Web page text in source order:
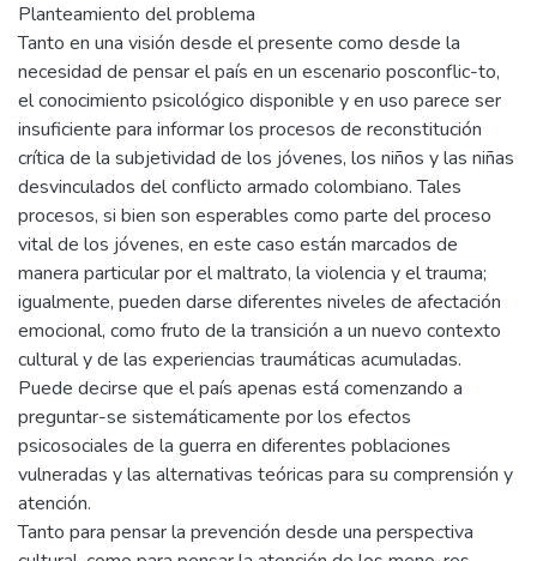
Planteamiento del problema
Tanto en una visión desde el presente como desde la
necesidad de pensar el país en un escenario posconflic-to,
el conocimiento psicológico disponible y en uso parece ser
insuficiente para informar los procesos de reconstitución
crítica de la subjetividad de los jóvenes, los niños y las niñas
desvinculados del conflicto armado colombiano. Tales
procesos, si bien son esperables como parte del proceso
vital de los jóvenes, en este caso están marcados de
manera particular por el maltrato, la violencia y el trauma;
igualmente, pueden darse diferentes niveles de afectación
emocional, como fruto de la transición a un nuevo contexto
cultural y de las experiencias traumáticas acumuladas.
Puede decirse que el país apenas está comenzando a
preguntar-se sistemáticamente por los efectos
psicosociales de la guerra en diferentes poblaciones
vulneradas y las alternativas teóricas para su comprensión y
atención.
Tanto para pensar la prevención desde una perspectiva